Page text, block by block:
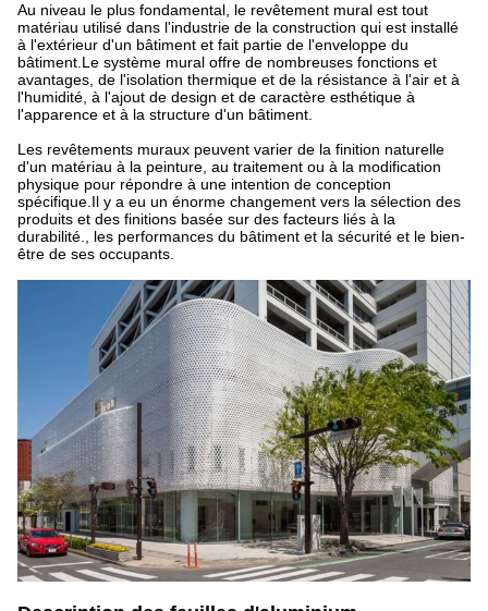
Au niveau le plus fondamental, le revêtement mural est tout
matériau utilisé dans l'industrie de la construction qui est installé
à l'extérieur d'un bâtiment et fait partie de l'enveloppe du
bâtiment.Le système mural offre de nombreuses fonctions et
avantages, de l'isolation thermique et de la résistance à l'air et à
l'humidité, à l'ajout de design et de caractère esthétique à
l'apparence et à la structure d'un bâtiment.
Les revêtements muraux peuvent varier de la finition naturelle
d'un matériau à la peinture, au traitement ou à la modification
physique pour répondre à une intention de conception
spécifique.Il y a eu un énorme changement vers la sélection des
produits et des finitions basée sur des facteurs liés à la
durabilité., les performances du bâtiment et la sécurité et le bien-
être de ses occupants.